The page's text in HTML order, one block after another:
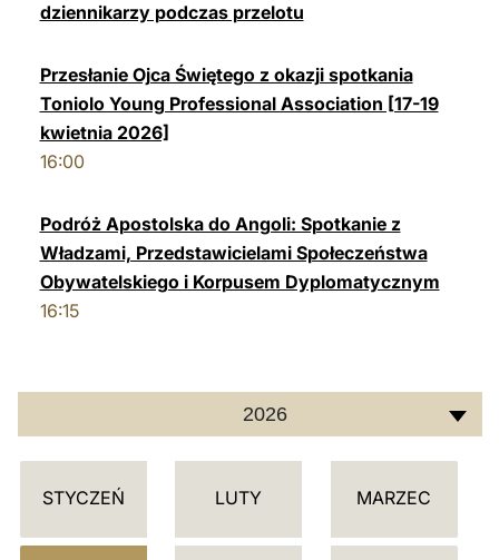
dziennikarzy podczas przelotu
Przesłanie Ojca Świętego z okazji spotkania
Toniolo Young Professional Association [17-19
kwietnia 2026]
16:00
Podróż Apostolska do Angoli: Spotkanie z
Władzami, Przedstawicielami Społeczeństwa
Obywatelskiego i Korpusem Dyplomatycznym
16:15
2026
K
L
STYCZEŃ LUTY MARZEC